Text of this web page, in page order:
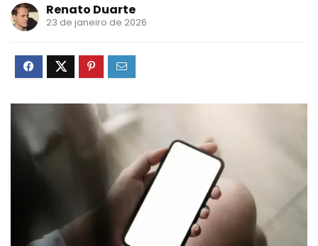
Renato Duarte
23 de janeiro de 2026